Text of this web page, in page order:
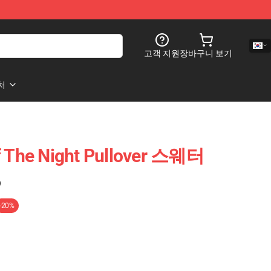
고객 지원장바구니 보기
Night Pullover 스웨터
-20%